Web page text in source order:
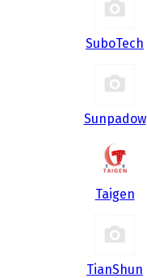
SuboTech
Sunpadow
Taigen
TianShun